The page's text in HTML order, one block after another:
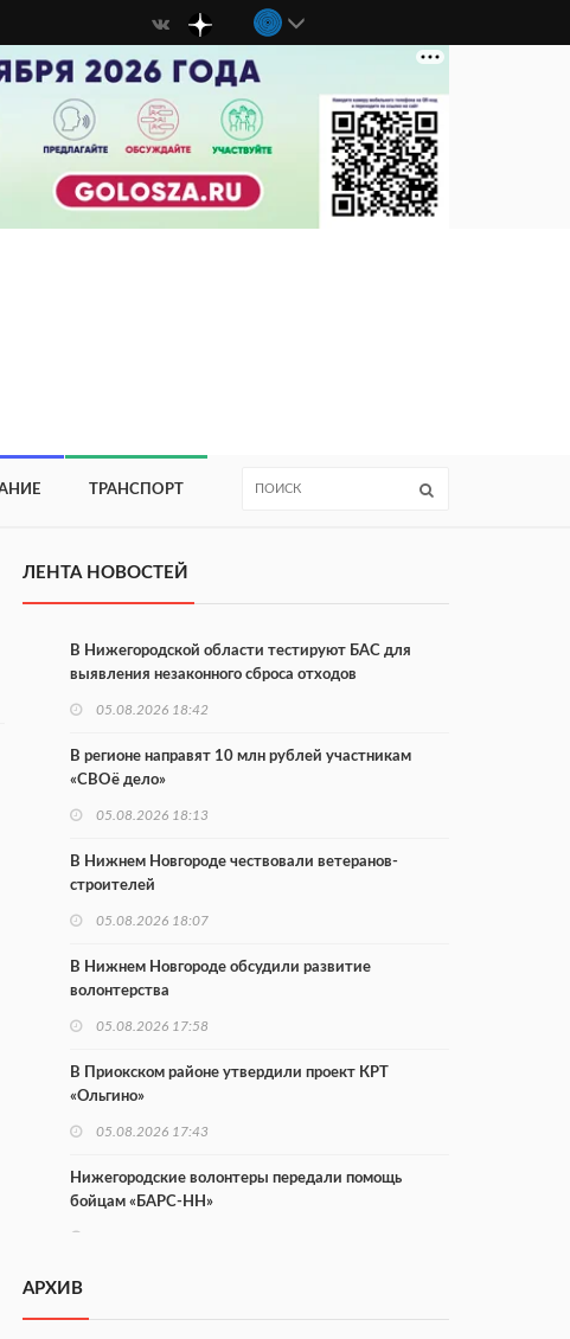
ТРАНСПОРТ
ЛЕНТА НОВОСТЕЙ
В Нижегородской области тестируют БАС для
выявления незаконного сброса отходов
05.08.2026 18:42
В регионе направят 10 млн рублей участникам
«СВОё дело»
05.08.2026 18:13
В Нижнем Новгороде чествовали ветеранов-
строителей
05.08.2026 18:07
В Нижнем Новгороде обсудили развитие
волонтерства
05.08.2026 17:58
В Приокском районе утвердили проект КРТ
«Ольгино»
05.08.2026 17:43
Нижегородские волонтеры передали помощь
бойцам «БАРС-НН»
Центр «Долголетие по-нижегородски» проведет 50
АРХИВ